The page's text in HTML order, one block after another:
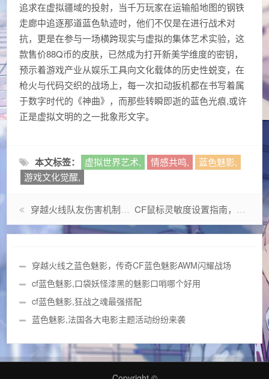
追求在虚拟疆域的投射，当千万玩家在运输船地图的钢铁
走廊中追逐那道蓝色轨迹时，他们不仅是在进行战术对
抗，更是在参与一场横跨现实与虚拟的集体艺术实验，这
款售价88Q币的皮肤，已然成为打开新美学维度的密钥，
预示着游戏产业从娱乐工具向文化载体的历史性蜕变，在
枪火与代码交织的战场上，每一次扣动扳机都在书写着属
于数字时代的《神曲》，而那些转瞬即逝的蓝色光痕,或许
正是虚拟文明的之一批象形文字。
本文标签： 虚拟世界艺术, 情感共鸣,
蓝色魅影,
游戏文化觉醒,
穿越火线队友伤害机制，被误解的游戏哲学与战术革命 CF鼠标灵敏度设置指南，从入门到精通的终极攻略
穿越火线之蓝色魅影，传奇CF蓝色魅影AWM闪耀战场
cf蓝色魅影,口袋妖怪漆黑的魅影口哨哪个好用
cf蓝色魅影,狂战之魂最强搭配
蓝色魅影,法国各大电影主题活动纷纷来袭